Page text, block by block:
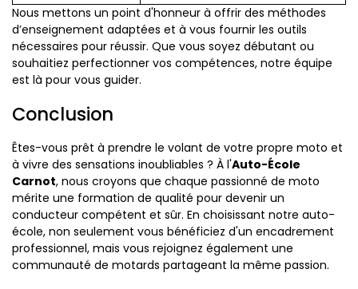
Nous mettons un point d'honneur à offrir des méthodes
d’enseignement adaptées et à vous fournir les outils
nécessaires pour réussir. Que vous soyez débutant ou
souhaitiez perfectionner vos compétences, notre équipe
est là pour vous guider.
Conclusion
Êtes-vous prêt à prendre le volant de votre propre moto et
à vivre des sensations inoubliables ? À l'Auto-École
Carnot, nous croyons que chaque passionné de moto
mérite une formation de qualité pour devenir un
conducteur compétent et sûr. En choisissant notre auto-
école, non seulement vous bénéficiez d'un encadrement
professionnel, mais vous rejoignez également une
communauté de motards partageant la même passion.